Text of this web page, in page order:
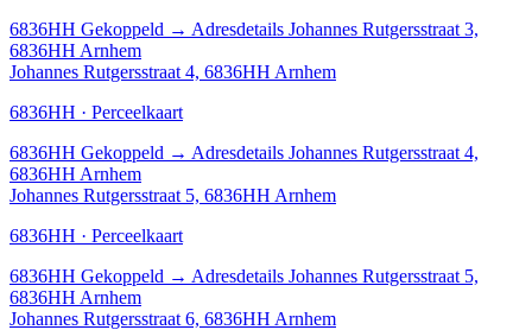
6836HH Gekoppeld → Adresdetails Johannes Rutgersstraat 3,
6836HH Arnhem
Johannes Rutgersstraat 4, 6836HH Arnhem
6836HH · Perceelkaart
6836HH Gekoppeld → Adresdetails Johannes Rutgersstraat 4,
6836HH Arnhem
Johannes Rutgersstraat 5, 6836HH Arnhem
6836HH · Perceelkaart
6836HH Gekoppeld → Adresdetails Johannes Rutgersstraat 5,
6836HH Arnhem
Johannes Rutgersstraat 6, 6836HH Arnhem